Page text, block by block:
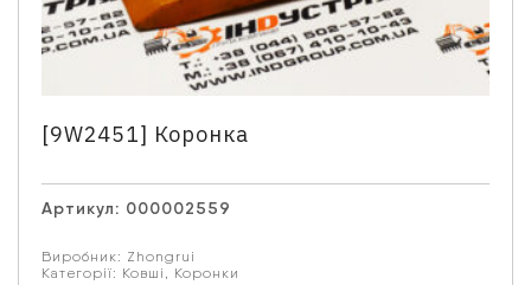
[9W2451] Коронка
Артикул: 000002559
Виробник: Zhongrui
Категорії: Ковші , Коронки